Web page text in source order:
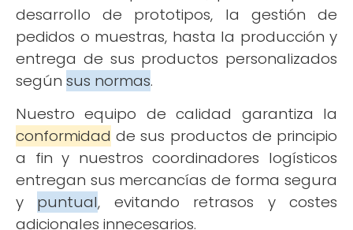
desarrollo de prototipos, la gestión de
pedidos o muestras, hasta la producción y
entrega de sus productos personalizados
según sus normas.
Nuestro equipo de calidad garantiza la
conformidad de sus productos de principio
a fin y nuestros coordinadores logísticos
entregan sus mercancías de forma segura
y puntual, evitando retrasos y costes
adicionales innecesarios.